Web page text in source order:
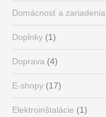
Domácnosť a zariadenia
Doplnky (1)
Doprava (4)
E-shopy (17)
Elektroinštalácie (1)